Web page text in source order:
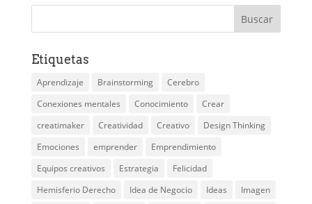
Etiquetas
Aprendizaje Brainstorming
Cerebro
Conexiones mentales
Conocimiento
Crear
creatimaker
Creatividad Creativo
Design Thinking
Emociones
emprender
Emprendimiento
Equipos creativos
Estrategia
Felicidad
Hemisferio Derecho
Idea de Negocio Ideas
Imagen